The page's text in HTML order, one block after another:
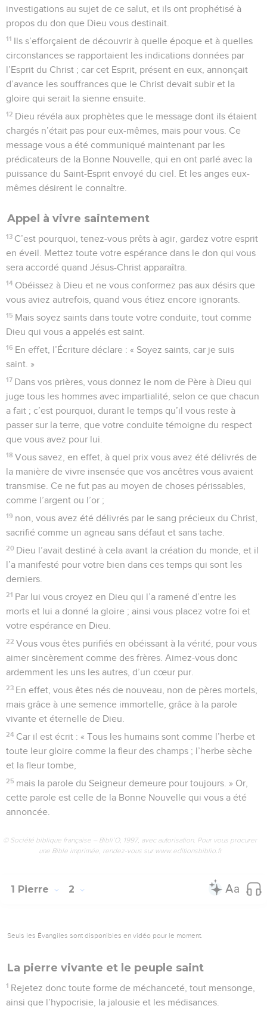
investigations au sujet de ce salut, et ils ont prophétisé à
propos du don que Dieu vous destinait.
11 Ils s’efforçaient de découvrir à quelle époque et à quelles
circonstances se rapportaient les indications données par
l’Esprit du Christ ; car cet Esprit, présent en eux, annonçait
d’avance les souffrances que le Christ devait subir et la
gloire qui serait la sienne ensuite.
12 Dieu révéla aux prophètes que le message dont ils étaient
chargés n’était pas pour eux-mêmes, mais pour vous. Ce
message vous a été communiqué maintenant par les
prédicateurs de la Bonne Nouvelle, qui en ont parlé avec la
puissance du Saint-Esprit envoyé du ciel. Et les anges eux-
mêmes désirent le connaître.
Appel à vivre saintement
13 C’est pourquoi, tenez-vous prêts à agir, gardez votre esprit
en éveil. Mettez toute votre espérance dans le don qui vous
sera accordé quand Jésus-Christ apparaîtra.
14 Obéissez à Dieu et ne vous conformez pas aux désirs que
vous aviez autrefois, quand vous étiez encore ignorants.
15 Mais soyez saints dans toute votre conduite, tout comme
Dieu qui vous a appelés est saint.
16 En effet, l’Écriture déclare : « Soyez saints, car je suis
saint. »
17 Dans vos prières, vous donnez le nom de Père à Dieu qui
juge tous les hommes avec impartialité, selon ce que chacun
a fait ; c’est pourquoi, durant le temps qu’il vous reste à
passer sur la terre, que votre conduite témoigne du respect
que vous avez pour lui.
18 Vous savez, en effet, à quel prix vous avez été délivrés de
la manière de vivre insensée que vos ancêtres vous avaient
transmise. Ce ne fut pas au moyen de choses périssables,
comme l’argent ou l’or ;
19 non, vous avez été délivrés par le sang précieux du Christ,
sacrifié comme un agneau sans défaut et sans tache.
20 Dieu l’avait destiné à cela avant la création du monde, et il
l’a manifesté pour votre bien dans ces temps qui sont les
derniers.
21 Par lui vous croyez en Dieu qui l’a ramené d’entre les
morts et lui a donné la gloire ; ainsi vous placez votre foi et
votre espérance en Dieu.
22 Vous vous êtes purifiés en obéissant à la vérité, pour vous
aimer sincèrement comme des frères. Aimez-vous donc
ardemment les uns les autres, d’un cœur pur.
23 En effet, vous êtes nés de nouveau, non de pères mortels,
mais grâce à une semence immortelle, grâce à la parole
vivante et éternelle de Dieu.
24 Car il est écrit : « Tous les humains sont comme l’herbe et
toute leur gloire comme la fleur des champs ; l’herbe sèche
et la fleur tombe,
25 mais la parole du Seigneur demeure pour toujours. » Or,
cette parole est celle de la Bonne Nouvelle qui vous a été
annoncée.
© Société biblique française – Bibli’O, 1997, avec autorisation. Pour vous procurer
une Bible imprimée, rendez-vous sur www.editionsbiblio.fr
1 Pierre 2
Seuls les Évangiles sont disponibles en vidéo pour le moment.
La pierre vivante et le peuple saint
1 Rejetez donc toute forme de méchanceté, tout mensonge,
ainsi que l’hypocrisie, la jalousie et les médisances.